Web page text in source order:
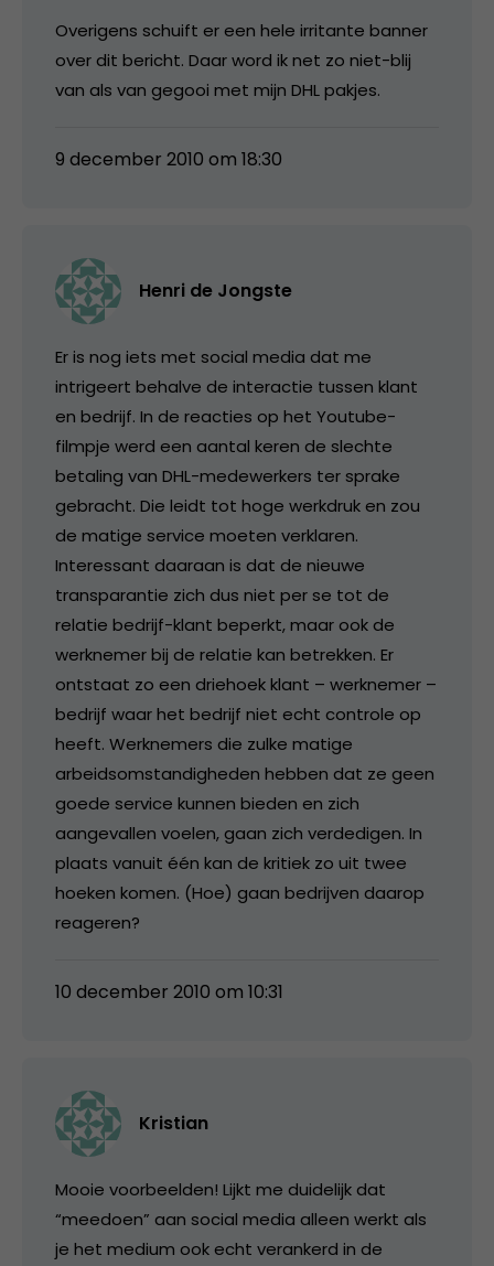
Overigens schuift er een hele irritante banner
over dit bericht. Daar word ik net zo niet-blij
van als van gegooi met mijn DHL pakjes.
9 december 2010 om 18:30
Henri de Jongste
Er is nog iets met social media dat me
intrigeert behalve de interactie tussen klant
en bedrijf. In de reacties op het Youtube-
filmpje werd een aantal keren de slechte
betaling van DHL-medewerkers ter sprake
gebracht. Die leidt tot hoge werkdruk en zou
de matige service moeten verklaren.
Interessant daaraan is dat de nieuwe
transparantie zich dus niet per se tot de
relatie bedrijf-klant beperkt, maar ook de
werknemer bij de relatie kan betrekken. Er
ontstaat zo een driehoek klant – werknemer –
bedrijf waar het bedrijf niet echt controle op
heeft. Werknemers die zulke matige
arbeidsomstandigheden hebben dat ze geen
goede service kunnen bieden en zich
aangevallen voelen, gaan zich verdedigen. In
plaats vanuit één kan de kritiek zo uit twee
hoeken komen. (Hoe) gaan bedrijven daarop
reageren?
10 december 2010 om 10:31
Kristian
Mooie voorbeelden! Lijkt me duidelijk dat
“meedoen” aan social media alleen werkt als
je het medium ook echt verankerd in de